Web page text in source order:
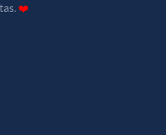
❤️